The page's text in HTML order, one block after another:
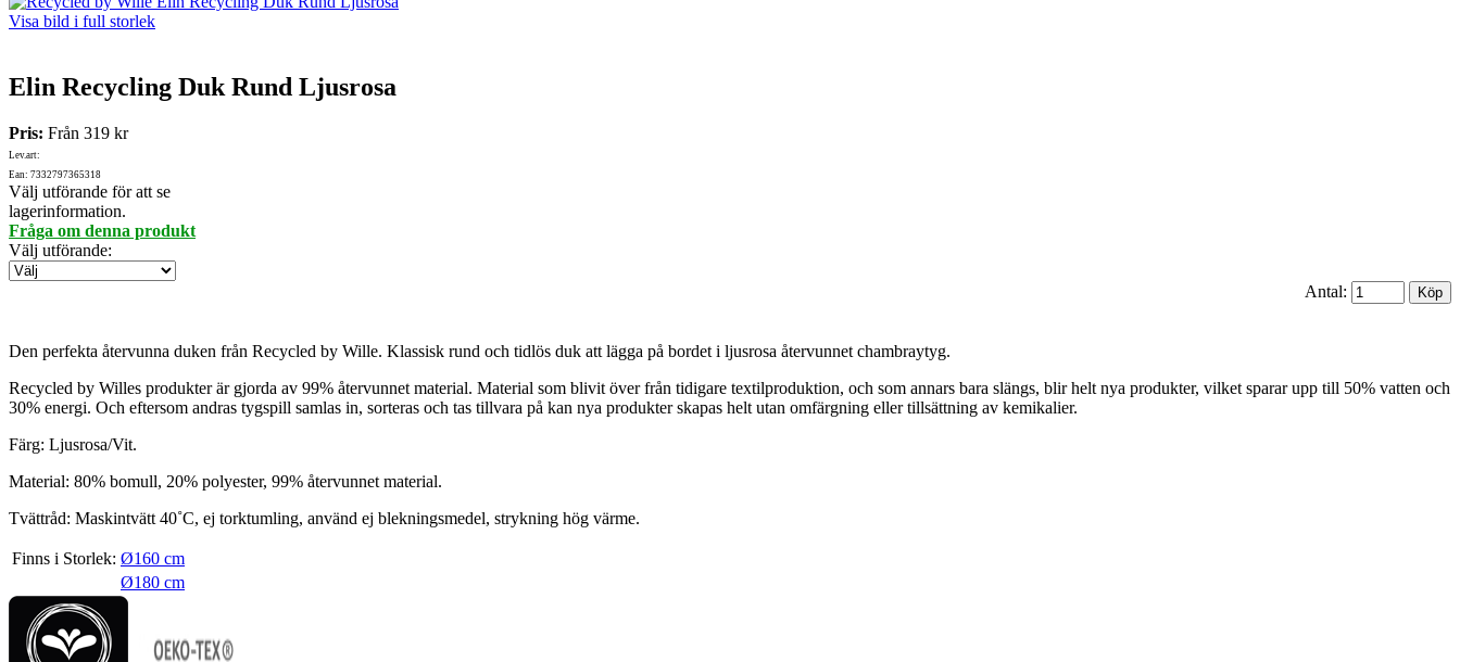
Visa bild i full storlek
Elin Recycling Duk Rund Ljusrosa
Pris: Från 319 kr
Lev.art:
Ean: 7332797365318
Välj utförande för att se
lagerinformation.
Fråga om denna produkt
Välj utförande:
Antal:
Den perfekta återvunna duken från Recycled by Wille. Klassisk rund och tidlös duk att lägga på bordet i ljusrosa återvunnet chambraytyg.
Recycled by Willes produkter är gjorda av 99% återvunnet material. Material som blivit över från tidigare textilproduktion, och som annars bara slängs, blir helt nya produkter, vilket sparar upp till 50% vatten och
30% energi. Och eftersom andras tygspill samlas in, sorteras och tas tillvara på kan nya produkter skapas helt utan omfärgning eller tillsättning av kemikalier.
Färg: Ljusrosa/Vit.
Material: 80% bomull, 20% polyester, 99% återvunnet material.
Tvättråd: Maskintvätt 40˚C, ej torktumling, använd ej blekningsmedel, strykning hög värme.
Finns i Storlek: Ø160 cm
Ø180 cm